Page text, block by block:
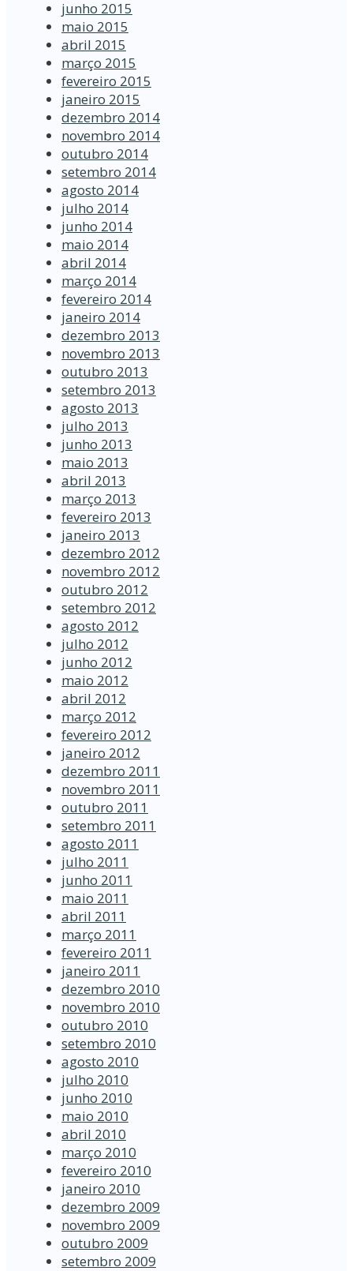
junho 2015
maio 2015
abril 2015
março 2015
fevereiro 2015
janeiro 2015
dezembro 2014
novembro 2014
outubro 2014
setembro 2014
agosto 2014
julho 2014
junho 2014
maio 2014
abril 2014
março 2014
fevereiro 2014
janeiro 2014
dezembro 2013
novembro 2013
outubro 2013
setembro 2013
agosto 2013
julho 2013
junho 2013
maio 2013
abril 2013
março 2013
fevereiro 2013
janeiro 2013
dezembro 2012
novembro 2012
outubro 2012
setembro 2012
agosto 2012
julho 2012
junho 2012
maio 2012
abril 2012
março 2012
fevereiro 2012
janeiro 2012
dezembro 2011
novembro 2011
outubro 2011
setembro 2011
agosto 2011
julho 2011
junho 2011
maio 2011
abril 2011
março 2011
fevereiro 2011
janeiro 2011
dezembro 2010
novembro 2010
outubro 2010
setembro 2010
agosto 2010
julho 2010
junho 2010
maio 2010
abril 2010
março 2010
fevereiro 2010
janeiro 2010
dezembro 2009
novembro 2009
outubro 2009
setembro 2009